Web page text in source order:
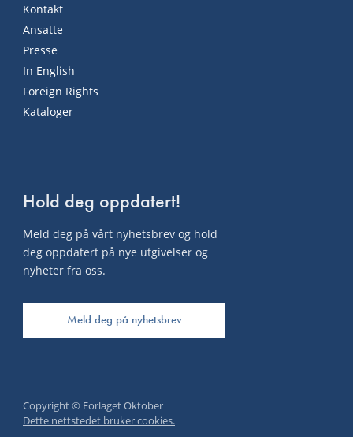
Kontakt
Ansatte
Presse
In English
Foreign Rights
Kataloger
Hold deg oppdatert!
Meld deg på vårt nyhetsbrev og hold
deg oppdatert på nye utgivelser og
nyheter fra oss.
Meld deg på nyhetsbrev
Copyright © Forlaget Oktober
Dette nettstedet bruker cookies.